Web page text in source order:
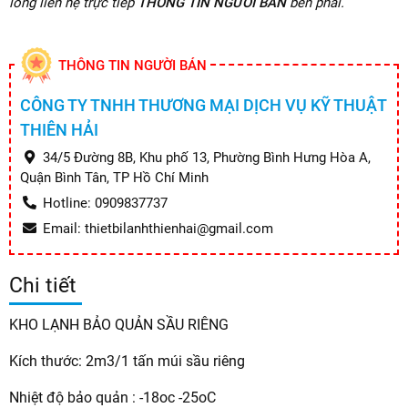
THÔNG TIN NGƯỜI BÁN
CÔNG TY TNHH THƯƠNG MẠI DỊCH VỤ KỸ THUẬT
THIÊN HẢI
34/5 Đường 8B, Khu phố 13, Phường Bình Hưng Hòa A,
Quận Bình Tân, TP Hồ Chí Minh
Hotline: 0909837737
Email: thietbilanhthienhai@gmail.com
Chi tiết
KHO LẠNH BẢO QUẢN SẦU RIÊNG
Kích thước: 2m3/1 tấn múi sầu riêng
Nhiệt độ bảo quản : -18oc -25oC